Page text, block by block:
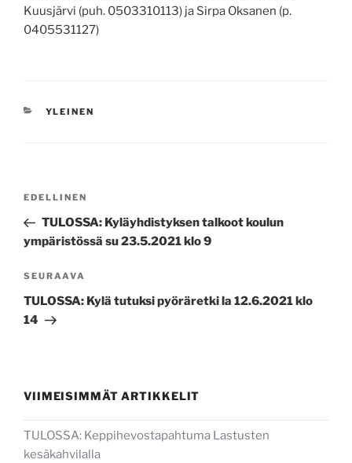
Kuusjärvi (puh. 0503310113) ja Sirpa Oksanen (p.
0405531127)
KATEGORIAT
YLEINEN
Edellinen
artikkeli
EDELLINEN
TULOSSA: Kyläyhdistyksen talkoot koulun
ympäristössä su 23.5.2021 klo 9
Seuraava
artikkeli
SEURAAVA
TULOSSA: Kylä tutuksi pyöräretki la 12.6.2021 klo
14
VIIMEISIMMÄT ARTIKKELIT
TULOSSA: Keppihevostapahtuma Lastusten
kesäkahvilalla